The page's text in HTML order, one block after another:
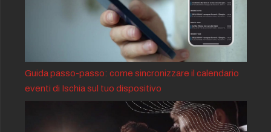
Guida passo-passo: come sincronizzare il calendario
eventi di Ischia sul tuo dispositivo